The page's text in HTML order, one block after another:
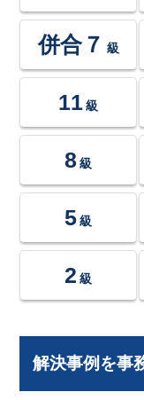
併合７ 級
11 級
8 級
5 級
2 級
解決事例を事